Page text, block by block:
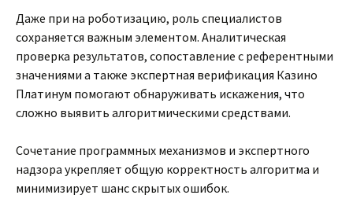
Даже при на роботизацию, роль специалистов
сохраняется важным элементом. Аналитическая
проверка результатов, сопоставление с референтными
значениями а также экспертная верификация Казино
Платинум помогают обнаруживать искажения, что
сложно выявить алгоритмическими средствами.
Сочетание программных механизмов и экспертного
надзора укрепляет общую корректность алгоритма и
минимизирует шанс скрытых ошибок.